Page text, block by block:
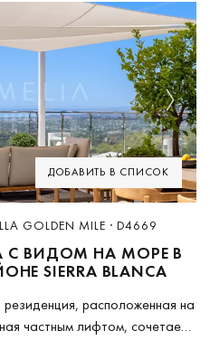
ДОБАВИТЬ В СПИСОК
Next
GOLDEN MILE · D4669
ВИДОМ НА МОРЕ В
SIERRA BLANCA
расположенная на
частным лифтом, сочетает